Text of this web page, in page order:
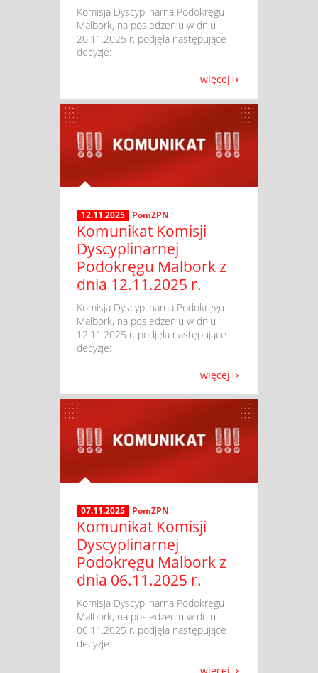
​ Komisja Dyscyplinarna Podokręgu
Malbork, na posiedzeniu w dniu
20.11.2025 r. podjęła następujące
decyzje:
więcej
12.11.2025 PomZPN
Komunikat Komisji
Dyscyplinarnej
Podokręgu Malbork z
dnia 12.11.2025 r.
​ Komisja Dyscyplinarna Podokręgu
Malbork, na posiedzeniu w dniu
12.11.2025 r. podjęła następujące
decyzje:
więcej
07.11.2025 PomZPN
Komunikat Komisji
Dyscyplinarnej
Podokręgu Malbork z
dnia 06.11.2025 r.
​ Komisja Dyscyplinarna Podokręgu
Malbork, na posiedzeniu w dniu
06.11.2025 r. podjęła następujące
decyzje: